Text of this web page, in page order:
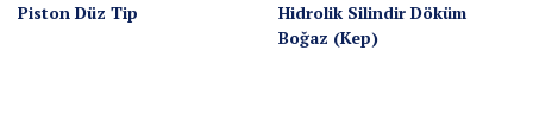
Piston Düz Tip
Hidrolik Silindir Döküm
Boğaz (Kep)